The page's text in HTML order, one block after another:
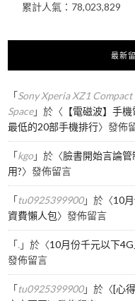
累計人氣： 78,023,829
最新
「Sony Xperia XZ1
Space」於〈 【電磁波】手
最低的20部手機排行〉發佈
「kgo」於〈臉書開始言論
用?〉發佈留言
「tu0925399900」於〈10
資費懶人包〉發佈留言
「.」於〈10月份千元以下
發佈留言
「tu0925399900」於〈[心